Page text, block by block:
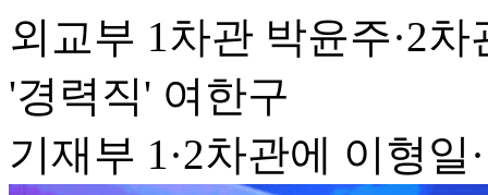
외교부 1차관 박윤주·2
'경력직' 여한구
기재부 1·2차관에 이형